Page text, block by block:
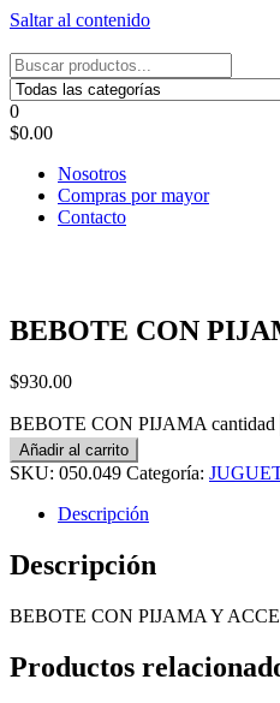
Saltar al contenido
Tel: 22087679 – Cel: 097 822122 –
0
$0.00
Nosotros
Compras por mayor
Contacto
BEBOTE CON
$930.00
BEBOTE CON PIJAMA cantidad
Añadir al carrito
SKU: 050.049 Categoría:
Descripción
Descripción
BEBOTE CON PIJAMA Y
Productos